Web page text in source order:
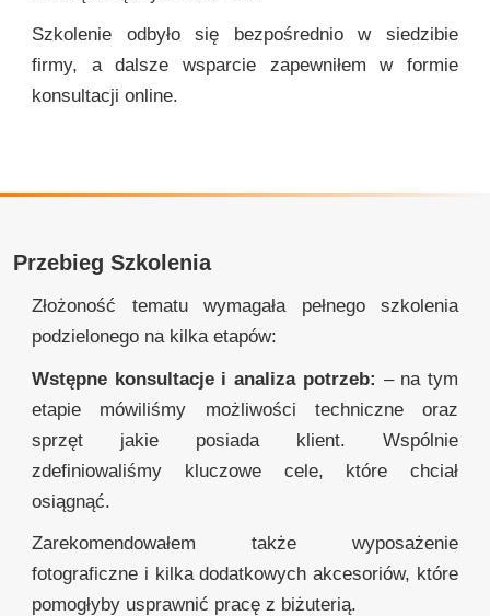
Szkolenie odbyło się bezpośrednio w siedzibie
firmy, a dalsze wsparcie zapewniłem w formie
konsultacji online.
Przebieg Szkolenia
Złożoność tematu wymagała pełnego szkolenia
podzielonego na kilka etapów:
Wstępne konsultacje i analiza potrzeb: – na tym
etapie mówiliśmy możliwości techniczne oraz
sprzęt jakie posiada klient. Wspólnie
zdefiniowaliśmy kluczowe cele, które chciał
osiągnąć.
Zarekomendowałem także wyposażenie
fotograficzne i kilka dodatkowych akcesoriów, które
pomogłyby usprawnić pracę z biżuterią.